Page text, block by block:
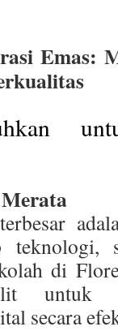
Emas:
teknologi,
di
untuk
secara